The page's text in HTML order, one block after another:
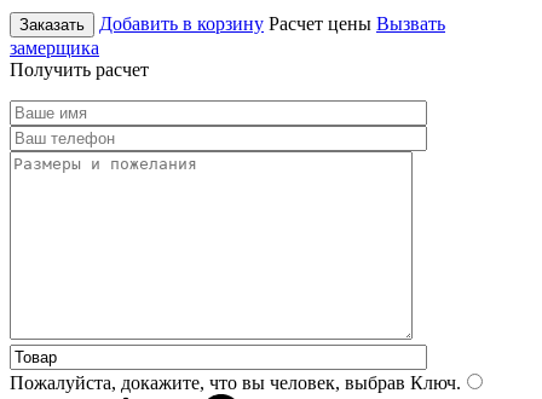
Заказать Добавить в корзину Расчет цены Вызвать
замерщика
Получить расчет
Пожалуйста, докажите, что вы человек, выбрав Ключ.